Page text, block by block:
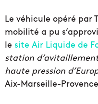
Le véhicule opéré par
mobilité a pu
le site Air Liquide de
station
haute pression
Aix-Marseille-